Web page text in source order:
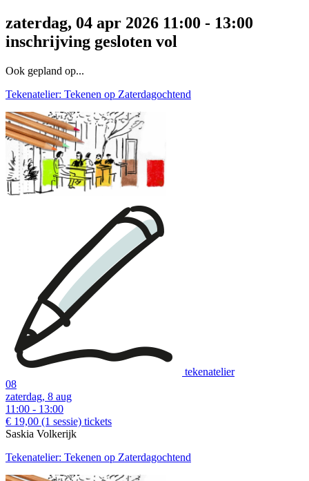
zaterdag, 04 apr 2026 11:00 - 13:00
inschrijving gesloten vol
Ook gepland op...
Tekenatelier: Tekenen op Zaterdagochtend
tekenatelier
08
zaterdag, 8 aug
11:00 - 13:00
€ 19,00 (1 sessie) tickets
Saskia Volkerijk
Tekenatelier: Tekenen op Zaterdagochtend